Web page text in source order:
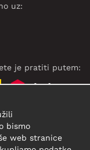
uz:
je pratiti putem:
bismo
web stranice